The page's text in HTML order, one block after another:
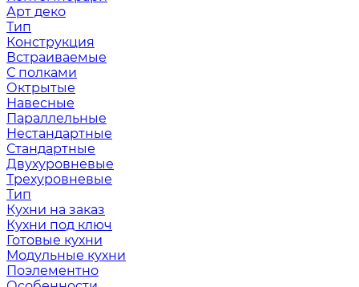
Арт деко
Тип
Конструкция
Встраиваемые
С полками
Октрытые
Навесные
Параллельные
Нестандартные
Стандартные
Двухуровневые
Трехуровневые
Тип
Кухни на заказ
Кухни под ключ
Готовые кухни
Модульные кухни
Поэлементно